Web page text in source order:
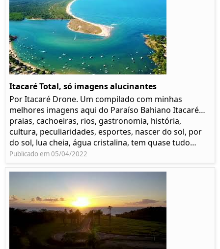
Itacaré Total, só imagens alucinantes
Por Itacaré Drone. Um compilado com minhas
melhores imagens aqui do Paraíso Bahiano Itacaré…
praias, cachoeiras, rios, gastronomia, história,
cultura, peculiaridades, esportes, nascer do sol, por
do sol, lua cheia, água cristalina, tem quase tudo…
Publicado em 05/04/2022